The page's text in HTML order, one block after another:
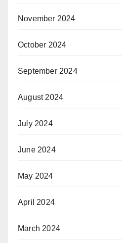
November 2024
October 2024
September 2024
August 2024
July 2024
June 2024
May 2024
April 2024
March 2024